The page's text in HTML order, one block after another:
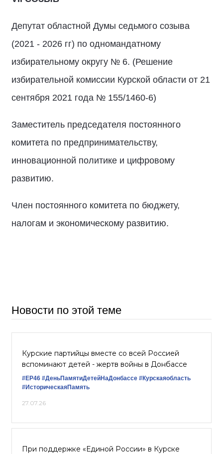
Депутат областной Думы седьмого созыва
(2021 - 2026 гг) по одномандатному
избирательному округу № 6. (Решение
избирательной комиссии Курской области от 21
сентября 2021 года № 155/1460-6)
Заместитель председателя постоянного
комитета по предпринимательству,
инновационной политике и цифровому
развитию.
Член постоянного комитета по бюджету,
налогам и экономическому развитию.
Новости по этой теме
Курские партийцы вместе со всей Россией
вспоминают детей - жертв войны в Донбассе
#ЕР46 #ДеньПамятиДетейНаДонбассе #Курскаяобласть
#ИсторическаяПамять
27.07.26
При поддержке «Единой России» в Курске